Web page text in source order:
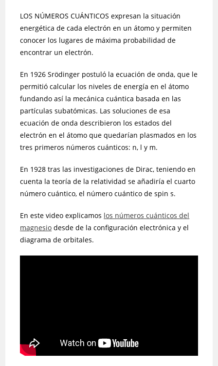
LOS NÚMEROS CUÁNTICOS expresan la situación
energética de cada electrón en un átomo y permiten
conocer los lugares de máxima probabilidad de
encontrar un electrón.
En 1926 Srödinger postuló la ecuación de onda, que le
permitió calcular los niveles de energía en el átomo
fundando así la mecánica cuántica basada en las
partículas subatómicas. Las soluciones de esa
ecuación de onda describieron los estados del
electrón en el átomo que quedarían plasmados en los
tres primeros números cuánticos: n, l y m.
En 1928 tras las investigaciones de Dirac, teniendo en
cuenta la teoría de la relatividad se añadiría el cuarto
número cuántico, el número cuántico de spin s.
En este video explicamos los números cuánticos del
magnesio desde de la configuración electrónica y el
diagrama de orbitales.